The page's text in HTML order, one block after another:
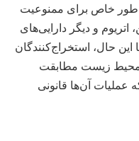
طور خاص برای ممنوعیت
اتریوم و دیگر دارایی‌های
حال، استخراج‌کنندگان
و محیط زیست مطابقت
عملیات آن‌ها قانونی